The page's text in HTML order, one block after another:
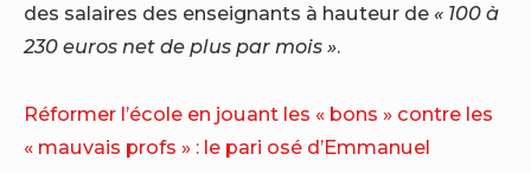
des salaires des enseignants à hauteur de « 100 à
230 euros net de plus par mois ».
Réformer l’école en jouant les « bons » contre les
« mauvais profs » : le pari osé d’Emmanuel